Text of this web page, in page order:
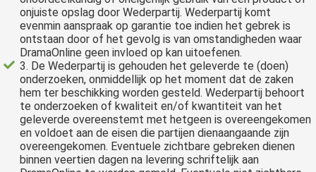
onjuiste opslag door Wederpartij. Wederpartij komt
evenmin aanspraak op garantie toe indien het gebrek is
ontstaan door of het gevolg is van omstandigheden waar
DramaOnline geen invloed op kan uitoefenen.
3. De Wederpartij is gehouden het geleverde te (doen)
onderzoeken, onmiddellijk op het moment dat de zaken
hem ter beschikking worden gesteld. Wederpartij behoort
te onderzoeken of kwaliteit en/of kwantiteit van het
geleverde overeenstemt met hetgeen is overeengekomen
en voldoet aan de eisen die partijen dienaangaande zijn
overeengekomen. Eventuele zichtbare gebreken dienen
binnen veertien dagen na levering schriftelijk aan